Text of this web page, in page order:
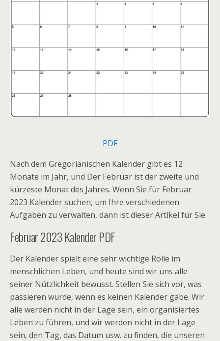
PDF
Nach dem Gregorianischen Kalender gibt es 12
Monate im Jahr, und Der Februar ist der zweite und
kürzeste Monat des Jahres. Wenn Sie für Februar
2023 Kalender suchen, um Ihre verschiedenen
Aufgaben zu verwalten, dann ist dieser Artikel für Sie.
Februar 2023 Kalender PDF
Der Kalender spielt eine sehr wichtige Rolle im
menschlichen Leben, und heute sind wir uns alle
seiner Nützlichkeit bewusst. Stellen Sie sich vor, was
passieren würde, wenn es keinen Kalender gäbe. Wir
alle werden nicht in der Lage sein, ein organisiertes
Leben zu führen, und wir werden nicht in der Lage
sein, den Tag, das Datum usw. zu finden, die unseren